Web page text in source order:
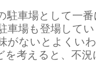
駐車場として一
車場も登場して
がないとよくい
を考えると、不